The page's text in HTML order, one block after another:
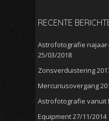
RECENTE
Astrofotografie
25/03/2018
Zonsverduistering
Mercuriusovergang
Astrofotografie vanuit
Equipment27/11/2014